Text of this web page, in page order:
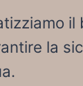
il
la